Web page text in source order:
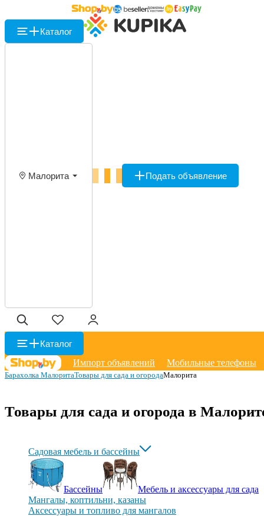
Каталог
Малорита Подать объявление
Каталог
Импорт объявлений
Мобильные телефоны
Барахолка МалоритаТовары для сада и огородаМалорита
Товары для сада и огорода в
Садовая мебель и бассейны
Бассейны
Мебель и аксессуары для сада
Мангалы, коптильни, казаны
Аксессуары и топливо для мангалов